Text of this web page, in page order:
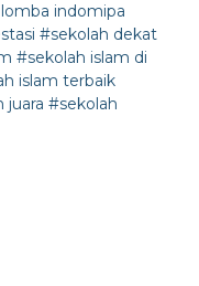
indomipa
#sekolah dekat
#sekolah islam di
islam terbaik
juara #sekolah